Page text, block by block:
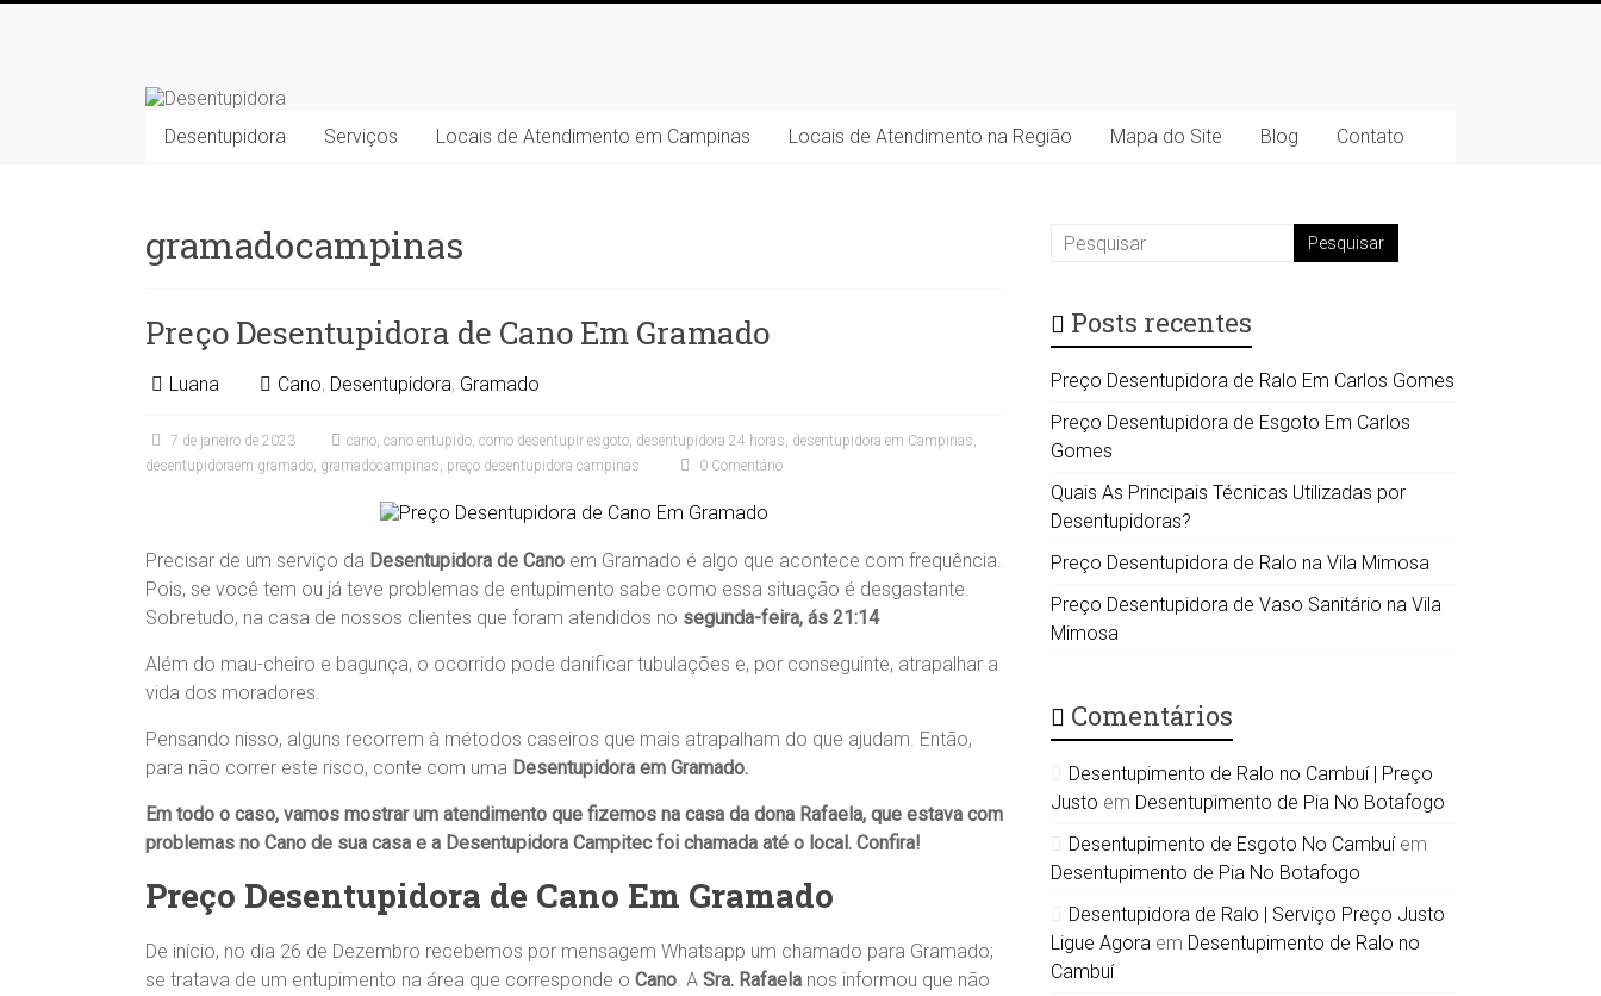
Desentupidora
Desentupidora
em
30
mais
barato!!
Desentupidora Serviços Locais de Atendimento em Campinas Locais de Atendimento na Região Mapa do Site Blog Contato
gramadocampinas
Preço Desentupidora de Cano Em Gramado
Luana Cano, Desentupidora, Gramado
7 de janeiro de 2023 cano, cano entupido, como desentupir esgoto, desentupidora 24 horas, desentupidora em Campinas,
desentupidoraem gramado, gramadocampinas, preço desentupidora campinas 0 Comentário
Precisar de um serviço da Desentupidora de Cano em Gramado é algo que acontece com frequência.
Pois, se você tem ou já teve problemas de entupimento sabe como essa situação é desgastante.
Sobretudo, na casa de nossos clientes que foram atendidos no segunda-feira, ás 21:14
Além do mau-cheiro e bagunça, o ocorrido pode danificar tubulações e, por conseguinte, atrapalhar a
vida dos moradores.
Pensando nisso, alguns recorrem à métodos caseiros que mais atrapalham do que ajudam. Então,
para não correr este risco, conte com uma Desentupidora em Gramado.
Em todo o caso, vamos mostrar um atendimento que fizemos na casa da dona Rafaela, que estava com
problemas no Cano de sua casa e a Desentupidora Campitecfoi chamada até o local. Confira!
Preço Desentupidora de Cano Em Gramado
De início, no dia 26 de Dezembro recebemos por mensagem Whatsapp um chamado para Gramado;
se tratava de um entupimento na área que corresponde o Cano. A Sra. Rafaela nos informou que não
Posts recentes
Preço Desentupidora de Ralo Em Carlos Gomes
Preço Desentupidora de Esgoto Em Carlos
Gomes
Quais As Principais Técnicas Utilizadas por
Desentupidoras?
Preço Desentupidora de Ralo na Vila Mimosa
Preço Desentupidora de Vaso Sanitário na Vila
Mimosa
Comentários
Desentupimento de Ralo no Cambuí | Preço
Justo em Desentupimento de Pia No Botafogo
Desentupimento de Esgoto No Cambuíem
Desentupimento de Pia No Botafogo
Desentupidora de Ralo | Serviço Preço Justo
Ligue Agora em Desentupimento de Ralo no
Cambuí